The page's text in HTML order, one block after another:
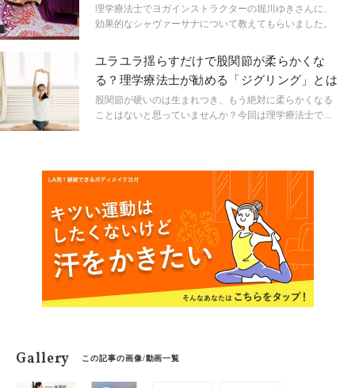
理学療法士でヨガインストラクターの堀川ゆきさんに、
効果的なシャヴァーサナについて教えてもらいました。
ユラユラ揺らすだけで股関節が柔らかくな
る？理学療法士が勧める「ジグリング」とは
股関節が硬いのは生まれつき、もう絶対に柔らかくなる
ことはないと思っていませんか？今回は理学療法士でヨ
Gallery この記事の画像/動画一覧